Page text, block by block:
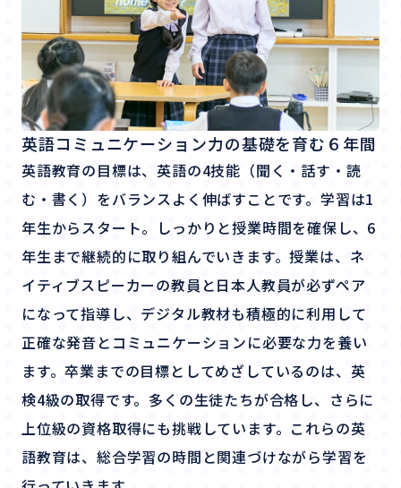
英語コミュニケーション力の基礎を育む６年間
英語教育の目標は、英語の4技能（聞く・話す・読
む・書く）をバランスよく伸ばすことです。学習は1
年生からスタート。しっかりと授業時間を確保し、6
年生まで継続的に取り組んでいきます。授業は、ネ
イティブスピーカーの教員と日本人教員が必ずペア
になって指導し、デジタル教材も積極的に利用して
正確な発音とコミュニケーションに必要な力を養い
ます。卒業までの目標としてめざしているのは、英
検4級の取得です。多くの生徒たちが合格し、さらに
上位級の資格取得にも挑戦しています。これらの英
語教育は、総合学習の時間と関連づけながら学習を